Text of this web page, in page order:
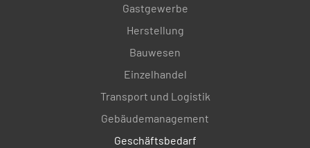
Gastgewerbe
Herstellung
Bauwesen
Einzelhandel
Transport und Logistik
Gebäudemanagement
Geschäftsbedarf